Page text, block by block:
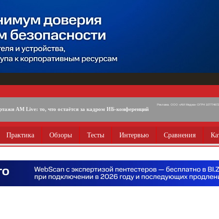
AM Live: то, что остаётся за кадром ИБ-конференций
Реклама. ООО «АМ Медиа» ОГРН
Практика Обзоры Тесты Интервью Сравнения